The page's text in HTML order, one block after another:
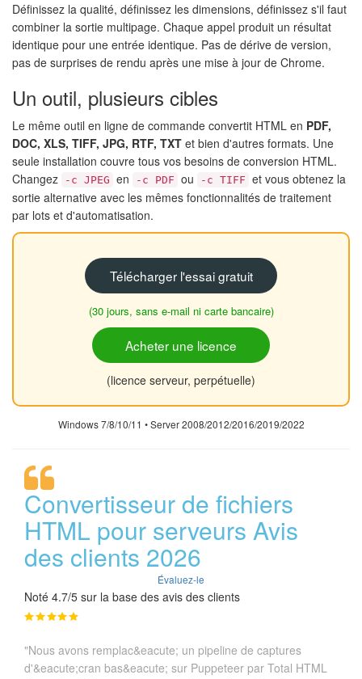
Définissez la qualité, définissez les dimensions, définissez s'il faut
combiner la sortie multipage. Chaque appel produit un résultat
identique pour une entrée identique. Pas de dérive de version,
pas de surprises de rendu après une mise à jour de Chrome.
Un outil, plusieurs cibles
Le même outil en ligne de commande convertit HTML en PDF,
DOC, XLS, TIFF, JPG, RTF, TXT et bien d'autres formats. Une
seule installation couvre tous vos besoins de conversion HTML.
Changez
-c JPEG en -c PDF ou -c TIFF et vous obtenez la
sortie alternative avec les mêmes fonctionnalités de traitement
par lots et d'automatisation.
Télécharger l'essai gratuit
(30 jours, sans e-mail ni carte bancaire)
Acheter une licence
(licence serveur, perpétuelle)
Windows 7/8/10/11 • Server 2008/2012/2016/2019/2022
Convertisseur de fichiers
HTML pour serveurs Avis
des clients 2026
Évaluez-le
Noté 4.7/5 sur la base des avis des clients
"Nous avons remplac&eacute; un pipeline de captures
d'&eacute;cran bas&eacute; sur Puppeteer par Total HTML